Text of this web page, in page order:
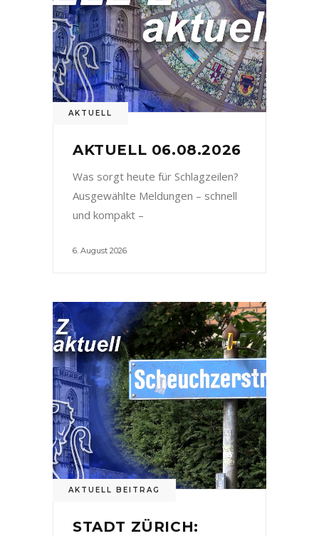
AKTUELL
AKTUELL 06.08.2026
Was sorgt heute für Schlagzeilen?
Ausgewählte Meldungen – schnell
und kompakt –
6. August 2026
AKTUELL BEITRAG
STADT ZÜRICH: